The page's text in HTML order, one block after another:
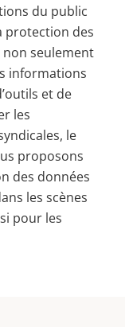
du public
protection des
non seulement
informations
et de
les
le
proposons
des données
les scènes
pour les